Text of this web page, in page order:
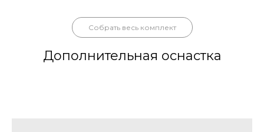
Собрать весь комплект
Дополнительная оснастка